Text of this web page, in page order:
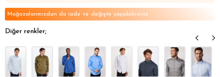
2 Ve Üzeri %20 İndirim
Mağazalarımızdan da iade ve değişim yapabilirsiniz
Diğer renkler;